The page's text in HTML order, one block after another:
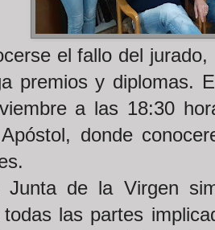
el fallo del
premios y diplomas.
a las 18:30
donde
Junta de la Virgen
las partes